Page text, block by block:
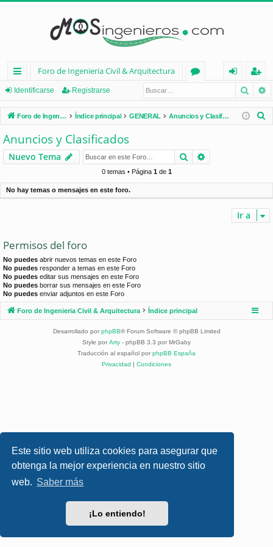
Este sitio web utiliza cookies para asegurar que
obtenga la mejor experiencia en nuestro sitio
web. Saber más
¡Lo entiendo!
nl
ac
es
rá
pi
d
Foro de Ingenieria Civil & Arquitectura
os
nt
ifi
e
eg
ist
ra
Identificarse Registrarse
Foro de Ingenieria Civil & Arquitectura Índice principal GENERAL Anuncios y Clasificados
r
Anuncios y Clasificados
Nuevo Tema Buscar
0 temas • Página 1de 1
No hay temas o mensajes en este foro.
Ir a
Permisos del foro
No puedes abrir nuevos temas en este Foro
No puedes responder a temas en este Foro
No puedes editar sus mensajes en este Foro
No puedes borrar sus mensajes en este Foro
No puedes enviar adjuntos en este Foro
Foro de Ingenieria Civil & Arquitectura Índice principal
Desarrollado por phpBB® Forum Software © phpBB Limited
Style por Arty - phpBB 3.3 por MrGaby
Traducción al español por phpBB España
Privacidad | Condiciones